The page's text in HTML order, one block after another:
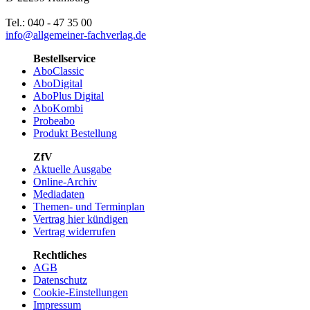
Tel.: 040 - 47 35 00
info@allgemeiner-fachverlag.de
Bestellservice
AboClassic
AboDigital
AboPlus Digital
AboKombi
Probeabo
Produkt Bestellung
ZfV
Aktuelle Ausgabe
Online-Archiv
Mediadaten
Themen- und Terminplan
Vertrag hier kündigen
Vertrag widerrufen
Rechtliches
AGB
Datenschutz
Cookie-Einstellungen
Impressum